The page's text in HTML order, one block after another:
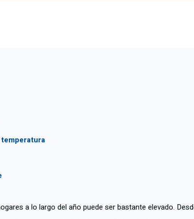
a lo largo del año puede ser bastante elevado.